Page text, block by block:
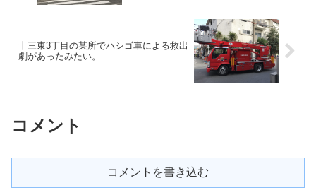
十三東3丁目の某所でハシゴ車による救出
劇があったみたい。
コメント
コメントを書き込む